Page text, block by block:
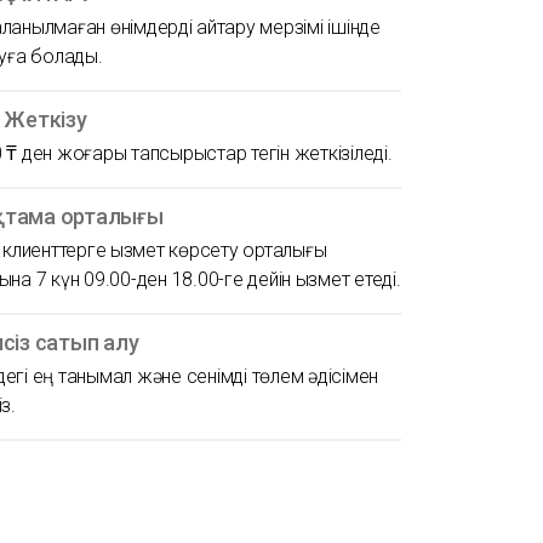
өнімдерді қайтару мерзімі ішінде
болады.
Жеткізу
ден жоғары тапсырыстар тегін жеткізіледі.
орталығы
клиенттерге қызмет көрсету орталығы
7 күн 09.00-ден 18.00-ге дейін қызмет етеді.
сатып алу
ең танымал және сенімді төлем әдісімен